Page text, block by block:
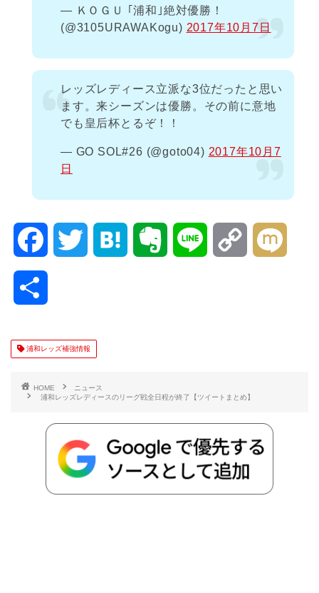
— ＫＯＧＵ ｢浦和｣絶対優勝！
(@3105URAWAKogu) 2017年10月7日
レッズレディース立派な3位だったと思い
ます。来シーズンは優勝。その前に意地
でも皇后杯とるぞ！！
— GO SOL#26 (@goto04) 2017年10月7
日
e t
r t
e
n
k
浦和レッズ補強情報
HOME
ニュース
浦和レッズレディースのリーグ戦全日程が終了【ツイートまとめ】